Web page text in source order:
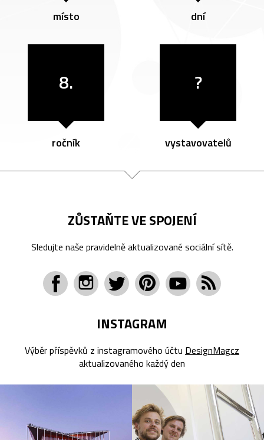
místo dní
8.
ročník
?
vystavovatelů
ZŮSTAŇTE VE SPOJENÍ
Sledujte naše pravidelně aktualizované sociální sítě.
INSTAGRAM
Výběr příspěvků z instagramového účtu DesignMagcz
aktualizovaného každý den